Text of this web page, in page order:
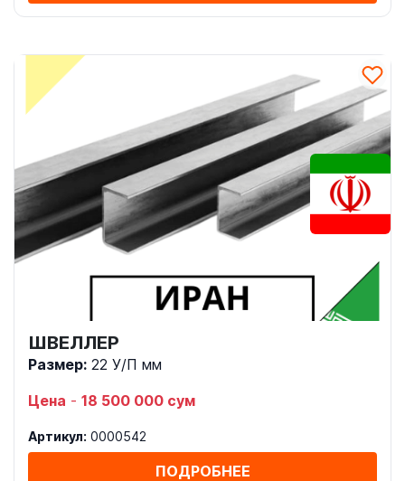
ШВЕЛЛЕР
Размер: 22 У/П мм
Цена - 18 500 000 сум
Артикул: 0000542
ПОДРОБНЕЕ